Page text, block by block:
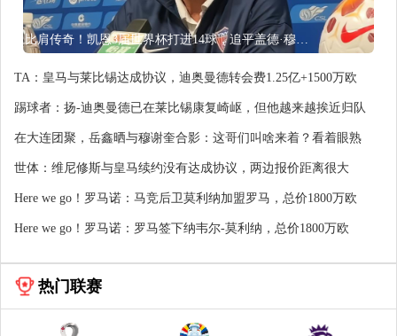
比肩传奇！凯恩3届世界杯打进14球，追平盖德·穆勒并排前史第5
TA：皇马与莱比锡达成协议，迪奥曼德转会费1.25亿+1500万欧
踢球者：扬-迪奥曼德已在莱比锡康复崎岖，但他越来越挨近归队
在大连团聚，岳鑫晒与穆谢奎合影：这哥们叫啥来着？看着眼熟
世体：维尼修斯与皇马续约没有达成协议，两边报价距离很大
Here we go！罗马诺：马竞后卫莫利纳加盟罗马，总价1800万欧
Here we go！罗马诺：罗马签下纳韦尔-莫利纳，总价1800万欧
热门联赛